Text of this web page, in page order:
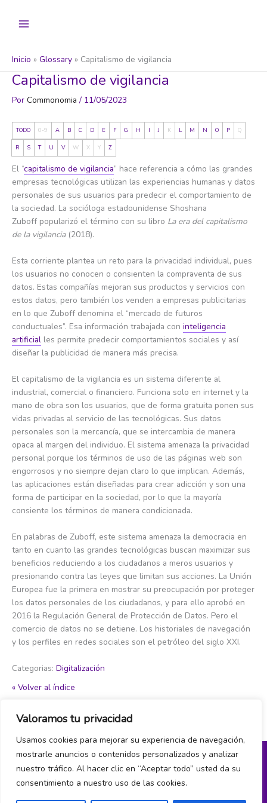
Valoramos tu privacidad
Usamos cookies para mejorar su experiencia de navegación,
mostrarle anuncios o contenidos personalizados y analizar
nuestro tráfico. Al hacer clic en “Aceptar todo” usted da su
consentimiento a nuestro uso de las cookies.
Inicio Glossary Capitalismo de vigilancia
Capitalismo de vigilancia
Por Commonomia / 11/05/2023
TODO 0-9 A B C D E F G H J K L M N O P Q
R S T U V W X Y Z
El “capitalismo de vigilancia” hace referencia a cómo las grandes
empresas tecnológicas utilizan las experiencias humanas y datos
personales de sus usuarios para predecir el comportamiento de
la sociedad. La socióloga estadounidense Shoshana
Zuboff popularizó el término con su libro La era del capitalismo
de la vigilancia(2018).
Esta corriente plantea un reto para la privacidad individual, pues
los usuarios no conocen o consienten la compraventa de sus
datos. Estas compañías mejoran sus productos y servicios con
estos datos, pero también los venden a empresas publicitarias
en lo que Zuboff denomina el “mercado de futuros
conductuales”. Esa información trabajada con inteligencia
artificial les permite predecir comportamientos sociales y así
diseñar la publicidad de manera más precisa.
El capitalismo de la vigilancia es un sistema diferente al
industrial, comercial o financiero. Funciona solo en internet y la
mano de obra son los usuarios, que de forma gratuita ponen sus
vidas privadas al servicio de las tecnológicas. Sus datos
personales son la mercancía, que se intercambia de manera
opaca al margen del individuo. El sistema amenaza la privacidad
personal porque los términos de uso de las páginas web son
engorrosos y no siempre dejan claro lo que implican. Además,
las aplicaciones están diseñadas para crear adicción y son una
forma de participar en la sociedad, por lo que la mayoría
consiente los términos de manera condicionada.
En palabras de Zuboff, este sistema amenaza la democracia en
tanto en cuanto las grandes tecnológicas buscan maximizar sus
beneficios reduciendo a los ciudadanos a meros usuarios y
presionando contra las leyes que limitan sus acciones. La Unión
Europea fue la primera en mostrar su preocupación por proteger
los datos personales de los ciudadanos, y para ello aprobó en
2016 la Regulación General de Protección de Datos. Pero el
comercio de datos no se detiene. Los historiales de navegación
y los perfiles en redes sociales son el petróleo del siglo XXI.
Categorias: Digitalización
« Volver al índice
Política de privacidad y cookies
¿Hablamos?